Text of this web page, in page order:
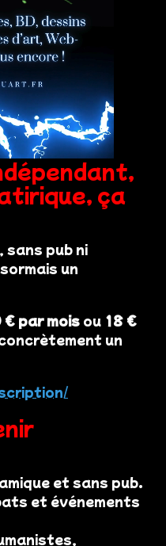
ça
pub ni
un
€ par mois ou 18 €
un
et sans pub.
et événements